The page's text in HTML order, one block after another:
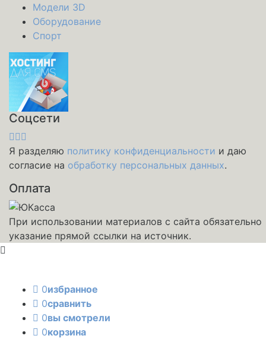
Модели 3D
Оборудование
Спорт
Соцсети
Я разделяю политику конфиденциальности и даю
согласие на обработку персональных данных.
Оплата
При использовании материалов с сайта обязательно
указание прямой ссылки на источник.
0избранное
0сравнить
0вы смотрели
0корзина